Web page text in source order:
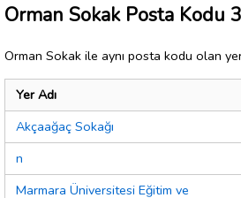
Orman Sokak Posta Kodu
Orman Sokak ile aynı posta kodu olan
Yer Adı
Akçaağaç Sokağı
n
Marmara Üniversitesi Eğitim ve